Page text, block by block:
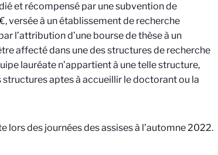
et récompensé par une subvention de
versée à un établissement de recherche
l’attribution d’une bourse de thèse à un
affecté dans une des structures de recherche
lauréate n’appartient à une telle structure,
structures aptes à accueillir le doctorant ou la
lors des journées des assises à l’automne 2022.